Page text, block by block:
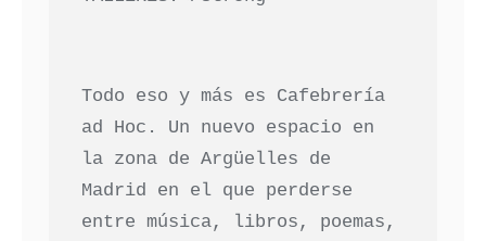
Todo eso y más es Cafebrería
ad Hoc. Un nuevo espacio en
la zona de Argüelles de
Madrid en el que perderse
entre música, libros, poemas,